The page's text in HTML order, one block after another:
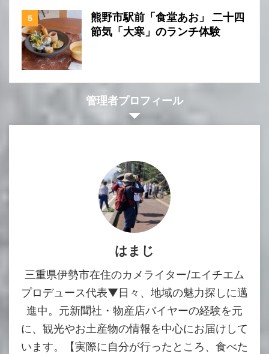
熊野市駅前「食堂あお」 二十四
節気「大寒」のランチ体験
管理者プロフィール
はまじ
三重県伊勢市在住のカメライター/エイチエム
プロデュース代表▼日々、地域の魅力探しに邁
進中。元新聞社・物産店バイヤーの経験を元
に、観光やお土産物の情報を中心にお届けして
います。【実際に自分が行ったところ、食べた